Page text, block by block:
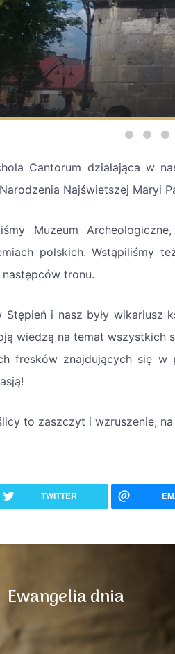
Cantorum działająca w
Najświetszej Maryi
Muzeum
polskich. Wstąpiliśmy
następców tronu.
Stępień i nasz były
wiedzą na temat wszystkich
fresków znajdujących się w
to zaszczyt i wzruszenie,
TWITTER
Ewangelia dnia